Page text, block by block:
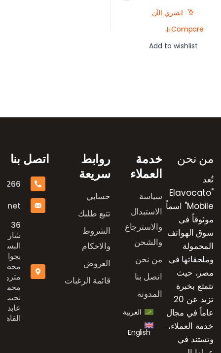
اشتري الآن
Compare
Add to wishlist
من نحن
تُعد
"Elavocato
Mobile" اسماً
موثوقاً في
سوق الهواتف
المحمولة
وملحقاتها في
مصر، حيث
تتمتع بخبرة
تزيد عن 20
عاماً في مجال
خدمة العملاء،
وتستند في
خدمة
العملاء
سياسة
الاستبدال
والاسترجاع
والشحن
من نحن
اتصل بنا
المدونة
العربية
English
روابط
سريعة
حسابي
تتبع طلبك
الشروط
والاحكام
العروض
قائمة الرغبات
اتصل بنا
36
شارع
بجوار
محطة
مترو
محمد
نجيب،